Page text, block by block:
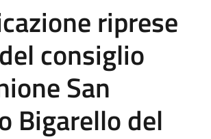
riprese
consiglio
San
Bigarello del